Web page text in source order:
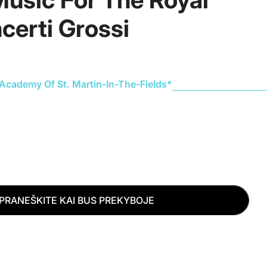
s
Atidaryti mediją 2
Grossi
Of St. Martin-In-The-Fields*
FRIDERIC HANDEL &AMP; ACADEMY OF ST.
GEORGE FRIDERIC HANDEL &AMP; ACADEMY
PRANEŠKITE KAI BUS PREKYBOJE